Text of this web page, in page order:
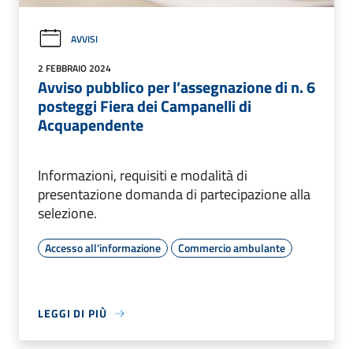
AVVISI
2 FEBBRAIO 2024
Avviso pubblico per l’assegnazione di n. 6
posteggi Fiera dei Campanelli di
Acquapendente
Informazioni, requisiti e modalità di
presentazione domanda di partecipazione alla
selezione.
Accesso all'informazione Commercio ambulante
LEGGI DI PIÙ